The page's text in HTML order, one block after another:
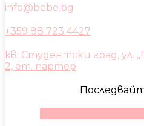
info@bebe.bg
+359 88 723 4427
кв. Студентски град, ул.
2, ет. партер